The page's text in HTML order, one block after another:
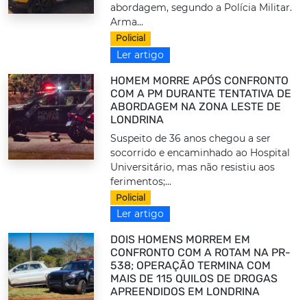
abordagem, segundo a Polícia Militar.
Arma...
Policial
Ler artigo
HOMEM MORRE APÓS CONFRONTO
COM A PM DURANTE TENTATIVA DE
ABORDAGEM NA ZONA LESTE DE
LONDRINA
Suspeito de 36 anos chegou a ser
socorrido e encaminhado ao Hospital
Universitário, mas não resistiu aos
ferimentos;...
Policial
Ler artigo
DOIS HOMENS MORREM EM
CONFRONTO COM A ROTAM NA PR-
538; OPERAÇÃO TERMINA COM
MAIS DE 115 QUILOS DE DROGAS
APREENDIDOS EM LONDRINA